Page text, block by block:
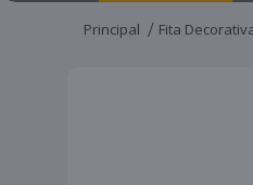
Principal Fita